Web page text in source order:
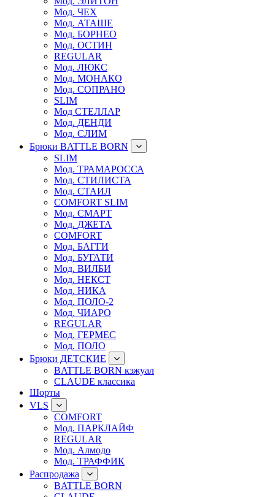
Мод. ЧЕХ
Мод. АТАШЕ
Мод. БОРНЕО
Мод. ОСТИН
REGULAR
Мод. ЛЮКС
Мод. МОНАКО
Мод. СОПРАНО
SLIM
Мод СТЕЛЛАР
Мод. ДЕНДИ
Мод. СЛИМ
Брюки BATTLE BORN
SLIM
Мод. ТРАМАРОССА
Мод. СТИЛИСТА
Мод. СТАИЛ
COMFORT SLIM
Мод. СМАРТ
Мод. ДЖЕТА
COMFORT
Мод. БАГГИ
Мод. БУГАТИ
Мод. ВИЛБИ
Мод. НЕКСТ
Мод. НИКА
Мод. ПОЛО-2
Мод. ЧИАРО
REGULAR
Мод. ГЕРМЕС
Мод. ПОЛО
Брюки ДЕТСКИЕ
BATTLE BORN кэжуал
CLAUDE классика
Шорты
VLS
COMFORT
Мод. ПАРКЛАЙФ
REGULAR
Мод. Алмодо
Мод. ТРАФФИК
Распродажа
BATTLE BORN